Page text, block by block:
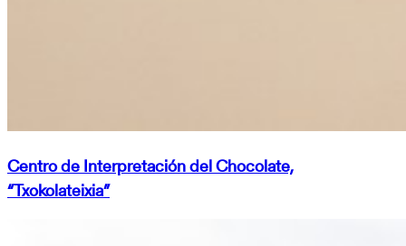
Centro de Interpretación del Chocolate,
“Txokolateixia”